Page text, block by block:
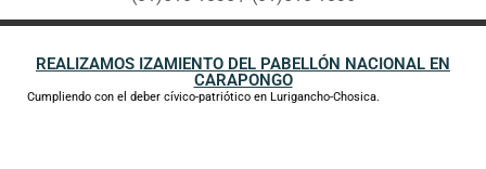
REALIZAMOS IZAMIENTO DEL PABELLÓN NACIONAL EN
CARAPONGO
Cumpliendo con el deber cívico-patriótico en Lurigancho-Chosica.